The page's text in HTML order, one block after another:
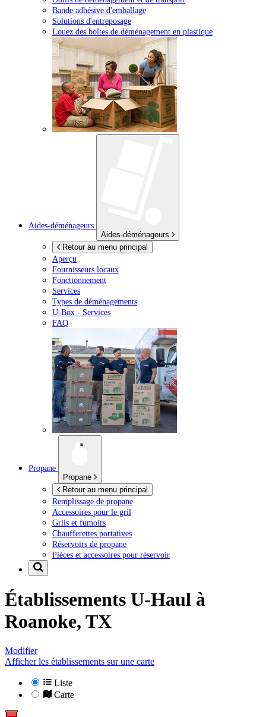
Bande adhésive d'emballage
Solutions d'entreposage
Louez des boîtes de déménagement en plastique
Aides-déménageurs
Aides-déménageurs
Retour au menu principal
Aperçu
Fournisseurs locaux
Fonctionnement
Services
Types de déménagements
U-Box - Services
FAQ
Propane
Propane
Retour au menu principal
Remplissage de propane
Accessoires pour le gril
Grils et fumoirs
Chaufferettes portatives
Réservoirs de propane
Pièces et accessoires pour réservoir
Établissements U-Haul à
Roanoke, TX
Modifier
Afficher les établissements sur une carte
Liste
Carte